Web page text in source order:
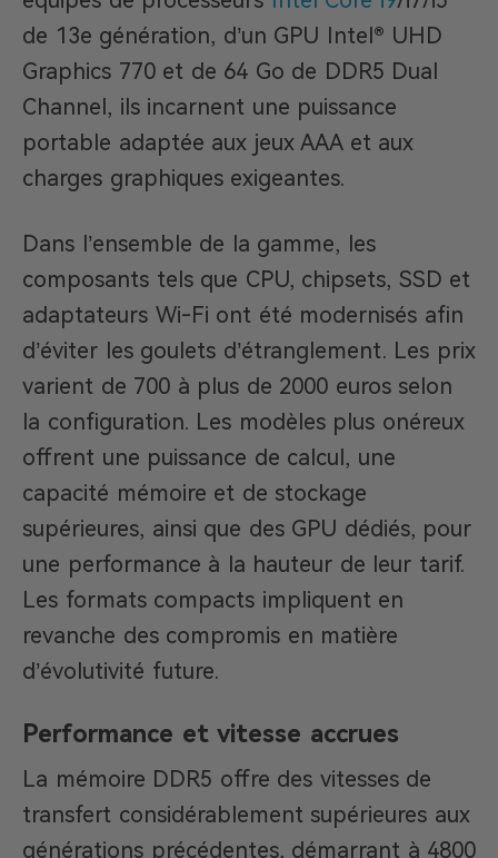
de 13e génération, d’un GPU Intel® UHD
Graphics 770 et de 64 Go de DDR5 Dual
Channel, ils incarnent une puissance
portable adaptée aux jeux AAA et aux
charges graphiques exigeantes.
Dans l’ensemble de la gamme, les
composants tels que CPU, chipsets, SSD et
adaptateurs Wi-Fi ont été modernisés afin
d’éviter les goulets d’étranglement. Les prix
varient de 700 à plus de 2000 euros selon
la configuration. Les modèles plus onéreux
offrent une puissance de calcul, une
capacité mémoire et de stockage
supérieures, ainsi que des GPU dédiés, pour
une performance à la hauteur de leur tarif.
Les formats compacts impliquent en
revanche des compromis en matière
d’évolutivité future.
Performance et vitesse accrues
La mémoire DDR5 offre des vitesses de
transfert considérablement supérieures aux
générations précédentes, démarrant à 4800